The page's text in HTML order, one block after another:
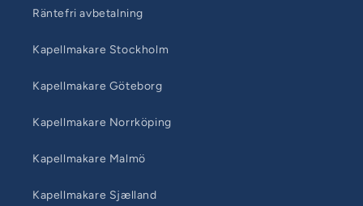
Räntefri avbetalning
Kapellmakare Stockholm
Kapellmakare Göteborg
Kapellmakare Norrköping
Kapellmakare Malmö
Kapellmakare Sjælland